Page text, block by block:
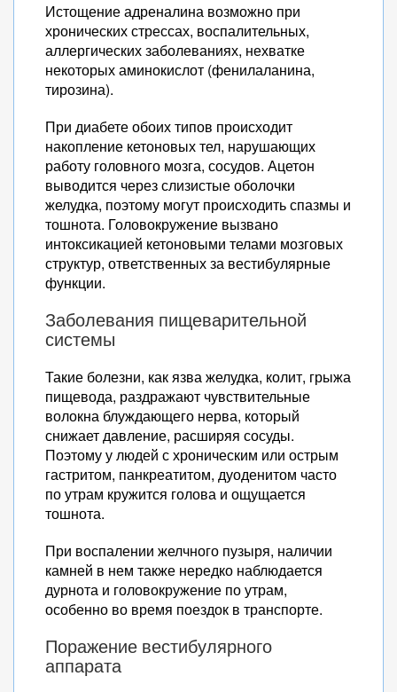
Истощение адреналина возможно при
хронических стрессах, воспалительных,
аллергических заболеваниях, нехватке
некоторых аминокислот (фенилаланина,
тирозина).
При диабете обоих типов происходит
накопление кетоновых тел, нарушающих
работу головного мозга, сосудов. Ацетон
выводится через слизистые оболочки
желудка, поэтому могут происходить спазмы и
тошнота. Головокружение вызвано
интоксикацией кетоновыми телами мозговых
структур, ответственных за вестибулярные
функции.
Заболевания пищеварительной
системы
Такие болезни, как язва желудка, колит, грыжа
пищевода, раздражают чувствительные
волокна блуждающего нерва, который
снижает давление, расширяя сосуды.
Поэтому у людей с хроническим или острым
гастритом, панкреатитом, дуоденитом часто
по утрам кружится голова и ощущается
тошнота.
При воспалении желчного пузыря, наличии
камней в нем также нередко наблюдается
дурнота и головокружение по утрам,
особенно во время поездок в транспорте.
Поражение вестибулярного
аппарата